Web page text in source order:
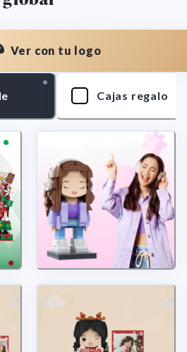
Ver con tu logo
Cajas regalo